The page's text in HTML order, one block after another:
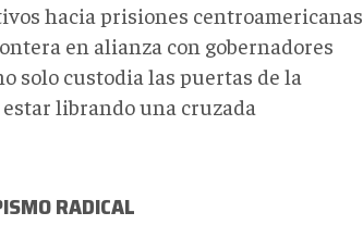
hacia prisiones centroamericanas
en alianza con gobernadores
solo custodia las puertas de la
librando una cruzada
RADICAL